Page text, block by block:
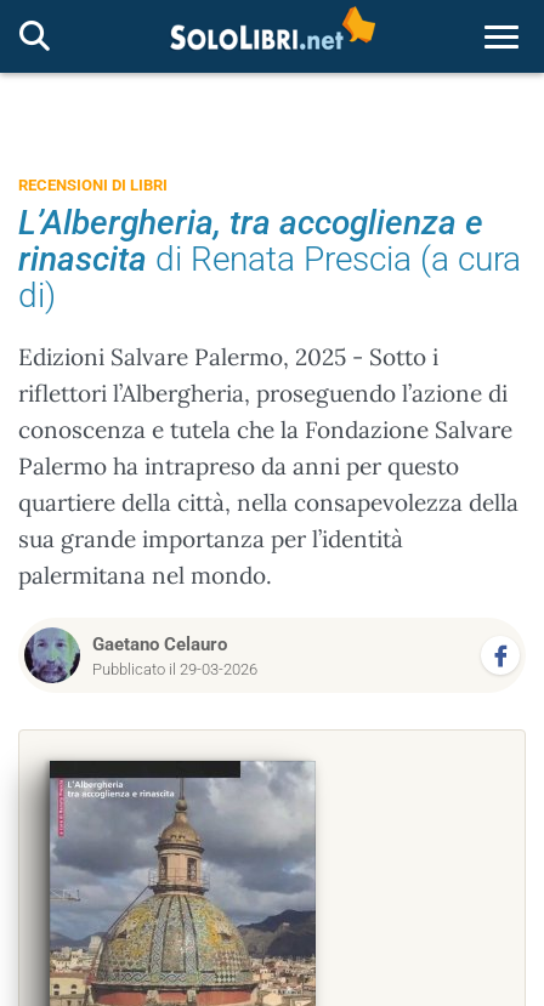
RECENSIONI DI LIBRI
L’Albergheria, tra accoglienza e
rinascita di Renata Prescia (a cura
di)
Edizioni Salvare Palermo, 2025 - Sotto i
riflettori l’Albergheria, proseguendo l’azione di
conoscenza e tutela che la Fondazione Salvare
Palermo ha intrapreso da anni per questo
quartiere della città, nella consapevolezza della
sua grande importanza per l’identità
palermitana nel mondo.
Gaetano Celauro
Pubblicato il 29-03-2026